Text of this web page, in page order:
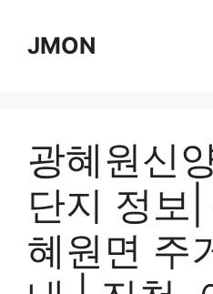
contentJMON
광혜원신
단지 정보
혜원면 주